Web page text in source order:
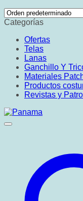
Categorías
Ofertas
Telas
Lanas
Ganchillo Y
Materiales
Productos
Revistas y